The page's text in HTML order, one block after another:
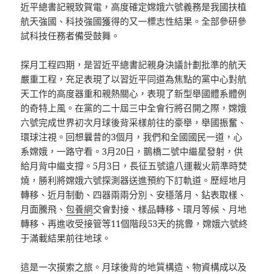
近平總書記親致賀電，高度確定嫦娥六號義務是我國扶植
航天強國、科技強國獲得的又一標志性結果。全部參研參
試科技任務者備受鼓舞。
探月工程四期，是習近平總書記親身決議計劃批準的航天
嚴重工程，充足表現了以習近平同道為焦點的黨中心對航
天工作的高度器重和親熱關心，表現了新型舉國體系體例
的奇特上風。在黨的二十屆三中全會行將召開之際，嫦娥
六號完成世界初次月球後背采樣前往的豪舉，舉國振奮、
環球注視。回想曩昔的3個月，我們和全國國民一道，心
系嫦娥，一路守看。3月20日，鵲橋二號中繼星發射，供
給月背中繼支撐。5月3日，長征五號遠八運載火箭準時焚
燒，勝利將嫦娥六號探測器送進預約下訂軌道。歷經地月
轉移、近月制動、四器兩兩分別、安穩落月、鉆表取樣、
月面騰飛、包養網交會對接、樣品轉移、環月等候、月地
轉移、再進收受接管等11個階段53天的挑釁，嫦娥六號終
于滿載結果前往地球。
這是一次摸索之旅。月球後背的地質構造、物資構成以及